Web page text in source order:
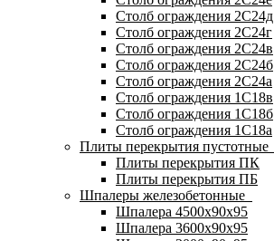
Столб ограждения 2С24д
Столб ограждения 2С24г
Столб ограждения 2С24в
Столб ограждения 2С24б
Столб ограждения 2С24а
Столб ограждения 1С18в
Столб ограждения 1С18б
Столб ограждения 1С18а
Плиты перекрытия пустотные
Плиты перекрытия ПК
Плиты перекрытия ПБ
Шпалеры железобетонные
Шпалера 4500х90х95
Шпалера 3600х90х95